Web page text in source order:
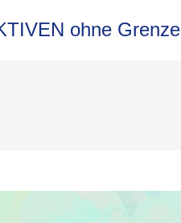
ohne Grenze